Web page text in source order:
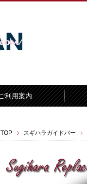
利用案内
TOP スギハラガイドバー